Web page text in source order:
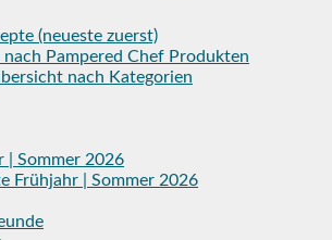
(neueste zuerst)
nach Pampered Chef Produkten
nach Kategorien
| Sommer 2026
Frühjahr | Sommer 2026